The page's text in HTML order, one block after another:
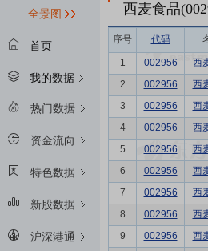
全景图
首页
我的数据
热门数据
资金流向
特色数据
新股数据
沪深港通
西麦食品
序号 代码
1 002956 西
2
002956 西
3
002956 西
4
002956 西
5
002956 西
6
002956 西
7
002956 西
8
002956 西
9
002956 西